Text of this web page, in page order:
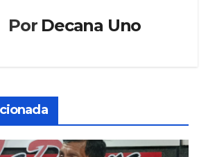
Por Decana Uno